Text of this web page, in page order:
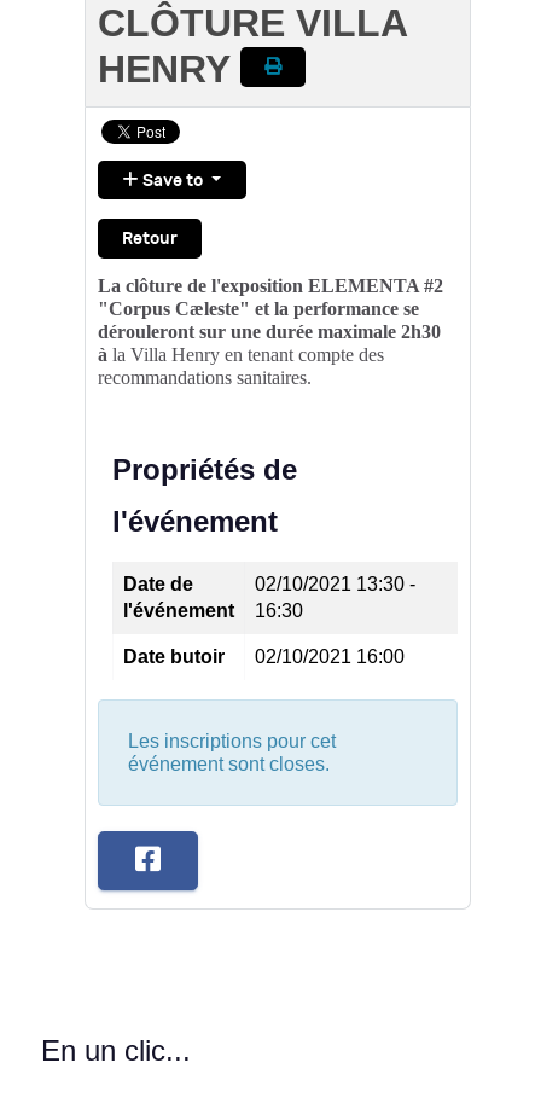
CLÔTURE VILLA
HENRY
Save to
Retour
La clôture de l'exposition ELEMENTA #2
"Corpus Cæleste" et la performance se
dérouleront sur une durée maximale 2h30
à la Villa Henry en tenant compte des
recommandations sanitaires.
Propriétés de
l'événement
Date de
l'événement
02/10/2021 13:30 -
16:30
Date butoir 02/10/2021 16:00
Les inscriptions pour cet
événement sont closes.
En un clic...